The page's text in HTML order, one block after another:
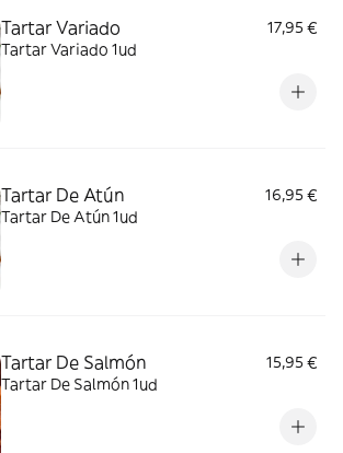
Tartar Variado
17,95 €
Tartar Variado 1ud
Tartar De Atún
16,95 €
Tartar De Atún 1ud
Tartar De Salmón
15,95 €
Tartar De Salmón 1ud